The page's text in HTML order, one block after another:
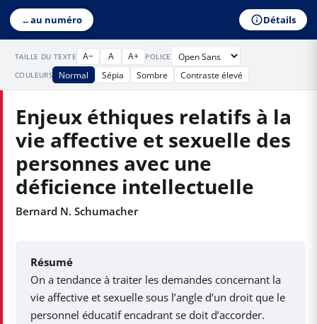
←au numéro Détails
TAILLE DU TEXTE A− A A+
POLICE
COULEURS
Normal Sépia Sombre Contraste élevé
Enjeux éthiques relatifs à la
vie affective et sexuelle des
personnes avec une
déficience intellectuelle
Bernard N. Schumacher
Résumé
On a tendance à traiter les demandes concernant la
vie affective et sexuelle sous l’angle d’un droit que le
personnel éducatif encadrant se doit d’accorder.